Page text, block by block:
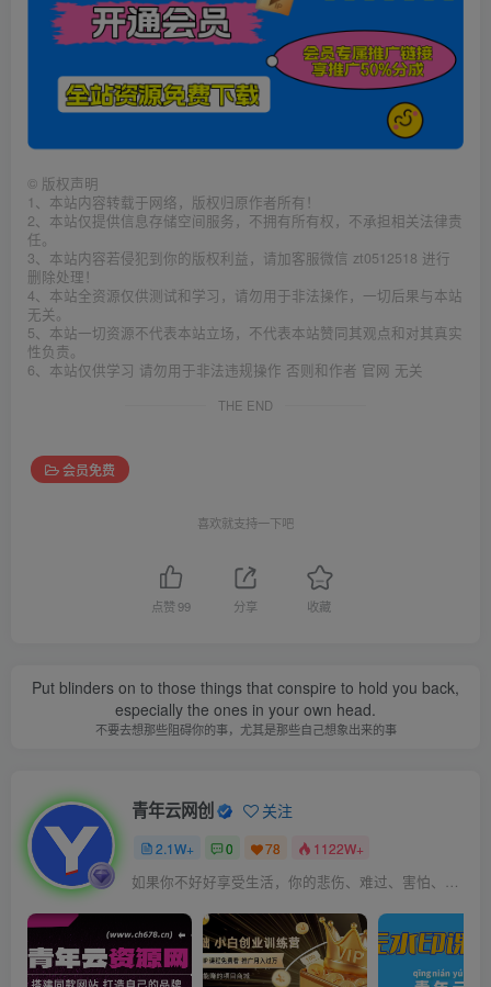
© 版权声明
1、本站内容转载于网络，版权归原作者所有！
2、本站仅提供信息存储空间服务，不拥有所有权，不承担相关法律责
任。
3、本站内容若侵犯到你的版权利益，请加客服微信 zt0512518 进行
删除处理！
4、本站全资源仅供测试和学习，请勿用于非法操作，一切后果与本站
无关。
5、本站一切资源不代表本站立场，不代表本站赞同其观点和对其真实
性负责。
6、本站仅供学习 请勿用于非法违规操作 否则和作者 官网 无关
THE END
会员免费
喜欢就支持一下吧
点赞99 分享 收藏
Put blinders on to those things that conspire to hold you back,
especially the ones in your own head.
不要去想那些阻碍你的事，尤其是那些自己想象出来的事
青年云网创 关注
2.1W+ 0 78 1122W+
如果你不好好享受生活，你的悲伤、难过、害怕、羞愧和内疚会代替你享受